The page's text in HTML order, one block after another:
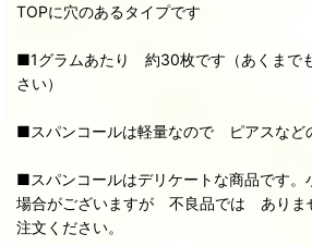
TOPに穴のあるタイプです
■1グラムあたり 約30枚です（あくまで
さい）
■スパンコールは軽量なので ピアスなど
■スパンコールはデリケートな商品です。
場合がございますが 不良品では あり
注文ください。